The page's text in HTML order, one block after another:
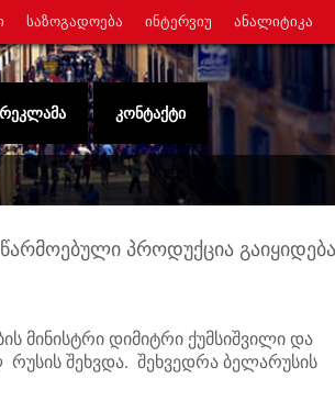
ᲡᲐᲖᲝᲒᲐᲓᲝᲔᲑᲐ ᲘᲜᲢᲔᲠᲕᲘᲣ ᲐᲜᲐᲚᲘᲢᲘᲙᲐ
ᲠᲔᲙᲚᲐᲛᲐ ᲙᲝᲜᲢᲐᲥᲢᲘ
პროდუქცია გაიყიდება
მინისტრი დიმიტრი ქუმსიშვილი და
შეხვდა. შეხვედრა ბელარუსის